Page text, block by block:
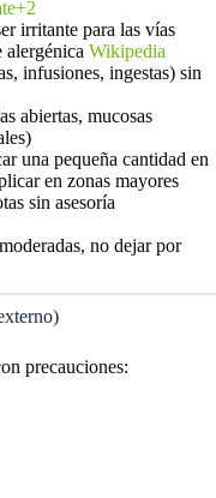
irritante para las vías
alergénica Wikipedia
infusiones, ingestas) sin
abiertas, mucosas
una pequeña cantidad en
en zonas mayores
sin asesoría
no dejar por
precauciones: